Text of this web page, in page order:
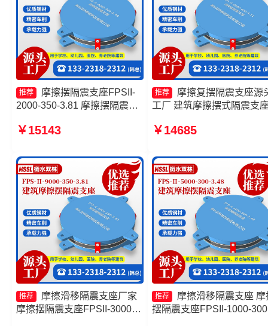
推荐
摩擦摆隔震支座FPSII-
2000-350-3.81 摩擦摆隔震支
隔震支座FPS-Ⅱ-2000-500-
FPSII-9000-300-3.48生产厂
家
￥15143
推荐
摩擦复摆隔震支座源
工厂 建筑摩擦摆式隔震支
400-4.11生产厂家 摩擦摆
￥14685
推荐
摩擦滑移隔震支座厂家
摩擦摆隔震支座FPSII-3000-
推荐
摩擦滑移隔震支座 摩
摆隔震支座FPSII-1000-